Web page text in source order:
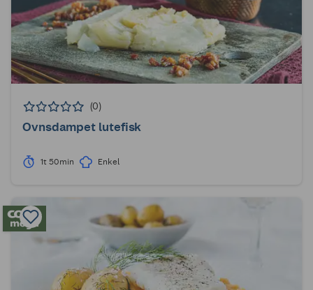
(0)
Ovnsdampet lutefisk
1t 50min Enkel